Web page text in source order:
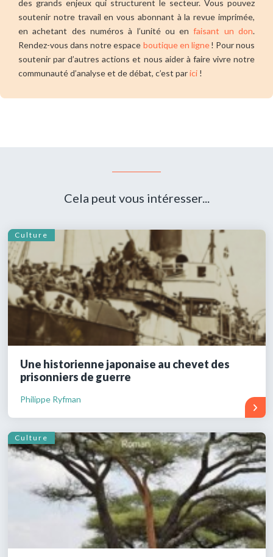
des grands enjeux qui structurent le secteur. Vous pouvez
soutenir notre travail en vous abonnant à la revue imprimée,
en achetant des numéros à l’unité ou enfaisant un don.
Rendez-vous dans notre espace boutique en ligne! Pour nous
soutenir par d’autres actions et nous aider à faire vivre notre
communauté d’analyse et de débat, c’est parici !
Cela peut vous intéresser...
Culture
Une historienne japonaise au chevet des
prisonniers de guerre
Philippe Ryfman
Culture